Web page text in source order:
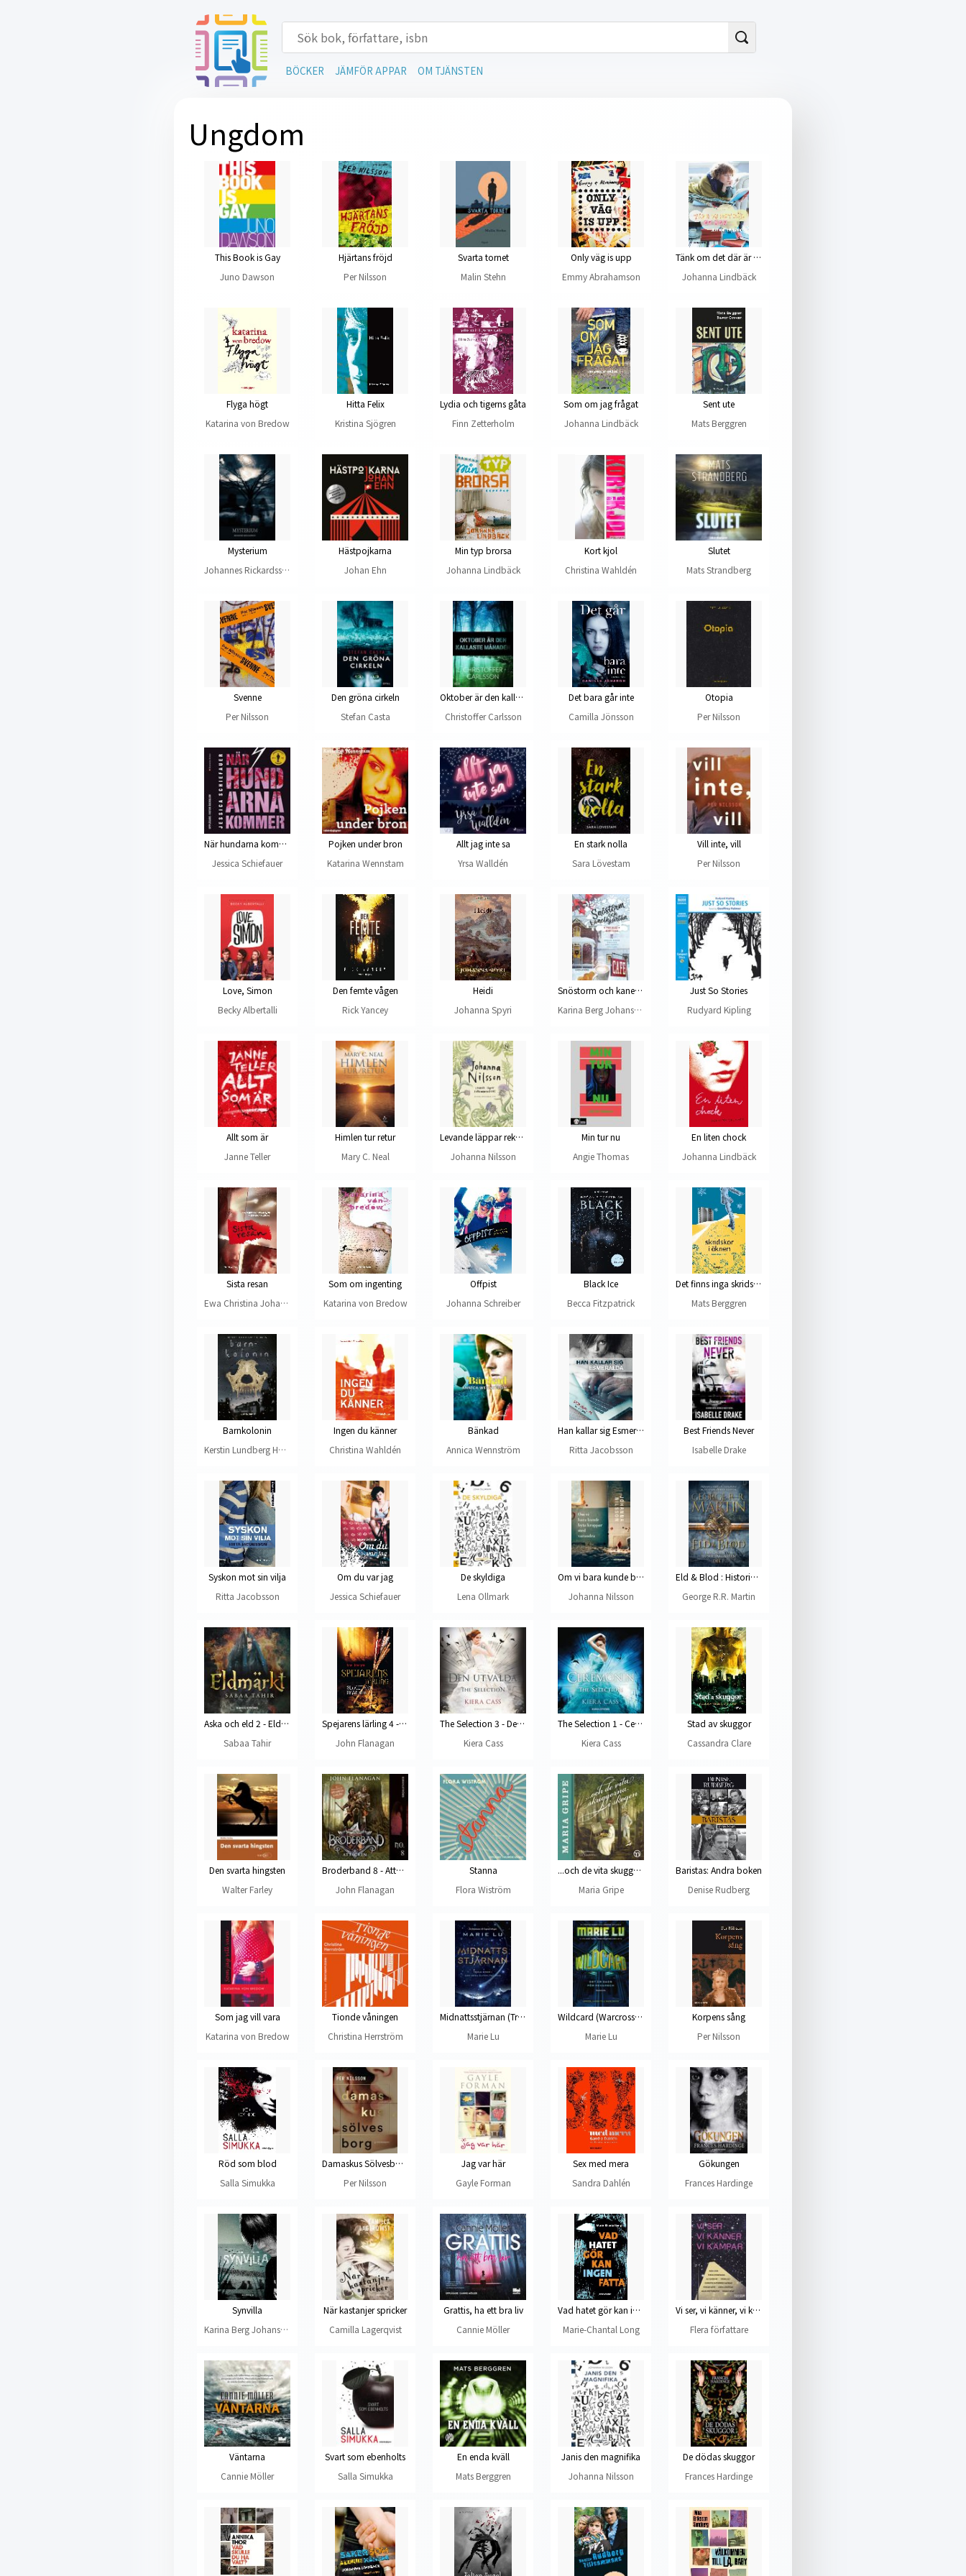
BÖCKER JÄMFÖR APPAR OM TJÄNSTEN
Ungdom
This Book is Gay
Juno Dawson
Hjärtans fröjd
Per Nilsson
Svarta tornet
Malin Stehn
Only väg is upp
Emmy Abrahamson
Tänk om det där är jag
Johanna Lindbäck
Flyga högt
Katarina von Bredow
Hitta Felix
Kristina Sjögren
Lydia och tigerns gåta
Finn Zetterholm
Som om jag frågat
Johanna Lindbäck
Sent ute
Mats Berggren
Mysterium
Johannes Rickardsson
Hästpojkarna
Johan Ehn
Min typ brorsa
Johanna Lindbäck
Kort kjol
Christina Wahldén
Slutet
Mats Strandberg
Svenne
Per Nilsson
Den gröna cirkeln
Stefan Casta
Oktober är den kallaste månaden
Christoffer Carlsson
Det bara går inte
Camilla Jönsson
Otopia
Per Nilsson
När hundarna kommer
Jessica Schiefauer
Pojken under bron
Katarina Wennstam
Allt jag inte sa
Yrsa Walldén
En stark nolla
Sara Lövestam
Vill inte, vill
Per Nilsson
Love, Simon
Becky Albertalli
Den femte vågen
Rick Yancey
Heidi
Johanna Spyri
Snöstorm och kanelhjärtan
Karina Berg Johansson, Pernilla Gesén, Camilla Lagerqvist
Just So Stories
Rudyard Kipling
Allt som är
Janne Teller
Himlen tur retur
Mary C. Neal
Levande läppar rekommenderas
Johanna Nilsson
Min tur nu
Angie Thomas
En liten chock
Johanna Lindbäck
Sista resan
Ewa Christina Johansson, Kristina Sjögren
Som om ingenting
Katarina von Bredow
Offpist
Johanna Schreiber
Black Ice
Becca Fitzpatrick
Det finns inga skridskor i öknen
Mats Berggren
Barnkolonin
Kerstin Lundberg Hahn
Ingen du känner
Christina Wahldén
Bänkad
Annica Wennström
Han kallar sig Esmeralda
Ritta Jacobsson
Best Friends Never
Isabelle Drake
Syskon mot sin vilja
Ritta Jacobsson
Om du var jag
Jessica Schiefauer
De skyldiga
Lena Ollmark
Om vi bara kunde byta kroppar med varandra
Johanna Nilsson
Eld & Blod : Historien om huset Targaryen (Del I)
George R.R. Martin
Aska och eld 2 - Eldmärkt
Sabaa Tahir
Spejarens lärling 4 - Slaget om Skandia
John Flanagan
The Selection 3 - Den utvalda
Kiera Cass
The Selection 1 - Ceremonin
Kiera Cass
Stad av skuggor
Cassandra Clare
Den svarta hingsten
Walter Farley
Broderband 8 - Attacken
John Flanagan
Stanna
Flora Wiström
...och de vita skuggorna i skogen (Skuggserien, del 2)
Maria Gripe
Baristas: Andra boken
Denise Rudberg
Som jag vill vara
Katarina von Bredow
Tionde våningen
Christina Herrström
Midnattsstjärnan (Tredje boken i Den unga eliten-trilogin)
Marie Lu
Wildcard (Warcross, del 2)
Marie Lu
Korpens sång
Per Nilsson
Röd som blod
Salla Simukka
Damaskus Sölvesborg
Per Nilsson
Jag var här
Gayle Forman
Sex med mera
Sandra Dahlén
Gökungen
Frances Hardinge
Synvilla
Karina Berg Johansson
När kastanjer spricker
Camilla Lagerqvist
Grattis, ha ett bra liv
Cannie Möller
Vad hatet gör kan ingen fatta
Marie-Chantal Long
Vi ser, vi känner, vi kämpar
Flera författare
Väntarna
Cannie Möller
Svart som ebenholts
Salla Simukka
En enda kväll
Mats Berggren
Janis den magnifika
Johanna Nilsson
De dödas skuggor
Frances Hardinge